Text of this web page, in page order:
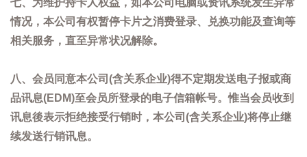
七、为维护持卡人权益，如本公司电脑或资讯系统发生异常
情况，本公司有权暂停卡片之消费登录、兑换功能及查询等
相关服务，直至异常状况解除。
八、会员同意本公司(含关系企业)得不定期发送电子报或商
品讯息(EDM)至会员所登录的电子信箱帐号。惟当会员收到
讯息後表示拒绝接受行销时，本公司(含关系企业)将停止继
续发送行销讯息。